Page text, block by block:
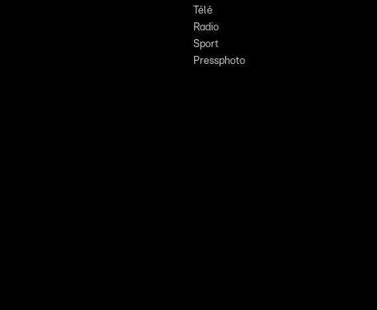
Télé
Radio
Sport
Pressphoto